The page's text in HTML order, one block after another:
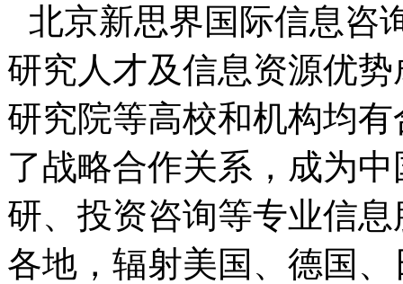
北京新思界国际信息咨
研究人才及信息资源优
研究院等高校和机构均
了战略合作关系，成为
研、投资咨询等专业信
各地，辐射美国、德国